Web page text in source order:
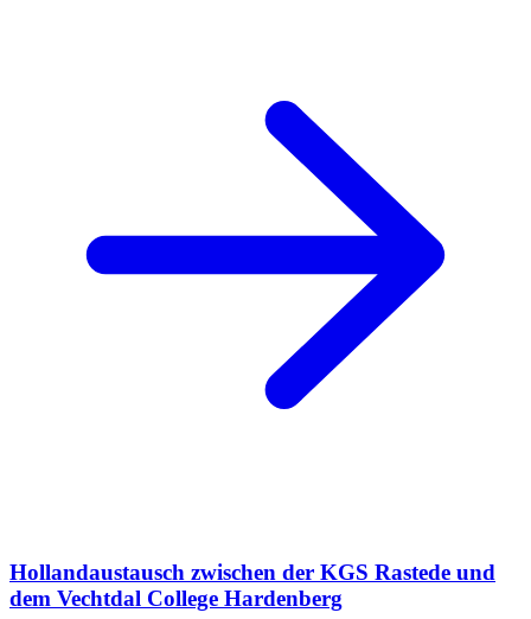
Hollandaustausch zwischen der KGS Rastede und
dem Vechtdal College Hardenberg